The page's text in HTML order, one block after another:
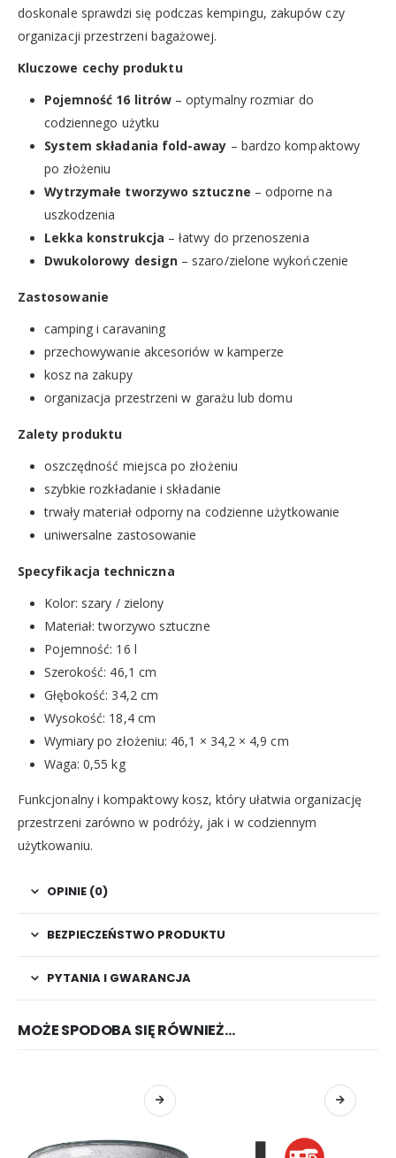
doskonale sprawdzi się podczas kempingu, zakupów czy
organizacji przestrzeni bagażowej.
Kluczowe cechy produktu
Pojemność 16 litrów – optymalny rozmiar do
codziennego użytku
System składania fold-away – bardzo kompaktowy
po złożeniu
Wytrzymałe tworzywo sztuczne – odporne na
uszkodzenia
Lekka konstrukcja – łatwy do przenoszenia
Dwukolorowy design– szaro/zielone wykończenie
Zastosowanie
camping i caravaning
przechowywanie akcesoriów w kamperze
kosz na zakupy
organizacja przestrzeni w garażu lub domu
Zalety produktu
oszczędność miejsca po złożeniu
szybkie rozkładanie i składanie
trwały materiał odporny na codzienne użytkowanie
uniwersalne zastosowanie
Specyfikacja techniczna
Kolor: szary / zielony
Materiał: tworzywo sztuczne
Pojemność: 16 l
Szerokość: 46,1 cm
Głębokość: 34,2 cm
Wysokość: 18,4 cm
Wymiary po złożeniu: 46,1 × 34,2 × 4,9 cm
Waga: 0,55 kg
Funkcjonalny i kompaktowy kosz, który ułatwia organizację
przestrzeni zarówno w podróży, jak i w codziennym
użytkowaniu.
OPINIE (0)
BEZPIECZEŃSTWO PRODUKTU
PYTANIA I GWARANCJA
MOŻE SPODOBA SIĘ RÓWNIEŻ…